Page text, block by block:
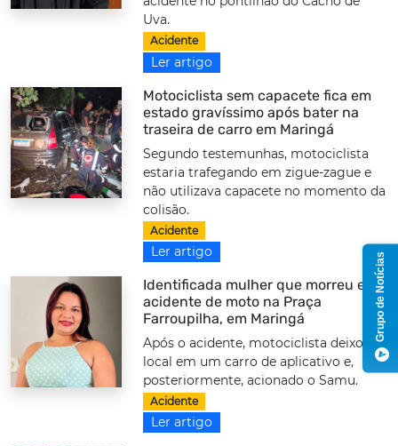
Uva.
Acidente
Ler artigo
Motociclista sem capacete fica em
estado gravíssimo após bater na
traseira de carro em Maringá
Segundo testemunhas, motociclista
estaria trafegando em zigue-zague e
não utilizava capacete no momento da
colisão.
Acidente
Ler artigo
Identificada mulher que morreu em
acidente de moto na Praça
Farroupilha, em Maringá
Após o acidente, motociclista deixou o
local em um carro de aplicativo e,
posteriormente, acionado o Samu.
Acidente
Ler artigo
Grupo de Notícias